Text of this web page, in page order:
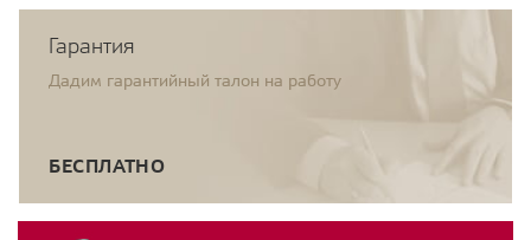
Гарантия
Дадим гарантийный талон на работу
БЕСПЛАТНО